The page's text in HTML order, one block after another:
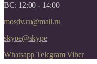
ВС: 12:00 - 14:00
mosdv.ru@mail.ru
skype@skype
Whatsapp Telegram Viber